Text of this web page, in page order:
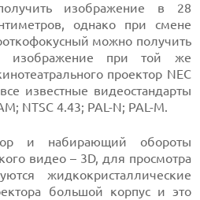
изображение в 28
однако при смене
можно получить
изображение при той же
проектор NEC
известные видеостандарты
NTSC 4.43; PAL-N; PAL-M.
и набирающий обороты
видео – 3D, для просмотра
жидкокристаллические
большой корпус и это